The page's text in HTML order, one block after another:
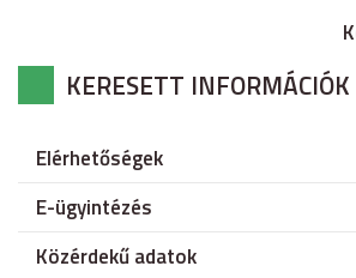
KERESETT INFORMÁCIÓK
Elérhetőségek
E-ügyintézés
Közérdekű adatok